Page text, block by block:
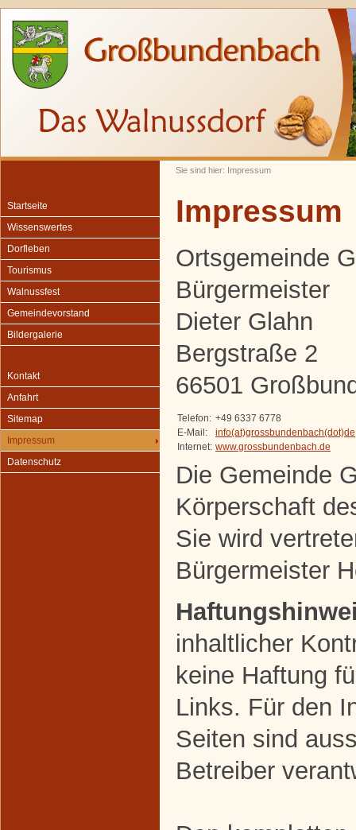
Sie sind hier: Impressum
Startseite
Wissenswertes
Dorfleben
Tourismus
Walnussfest
Gemeindevorstand
Bildergalerie
Kontakt
Anfahrt
Sitemap
Impressum
Datenschutz
Impressum
Ortsgemeinde
Bürgermeister
Dieter Glahn
Bergstraße 2
66501
Telefon: +49 6337 6778
E-Mail:
info(at)grossbundenbach(dot)de
Internet: www.grossbundenbach.de
Die Gemeinde
Körperschaft
Sie wird
Bürgermeister
inhaltlicher
keine Haftung
Links. Für den
Seiten sind
Betreiber